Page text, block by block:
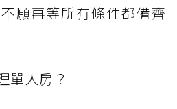
願再等所有條件都備齊
單人房？